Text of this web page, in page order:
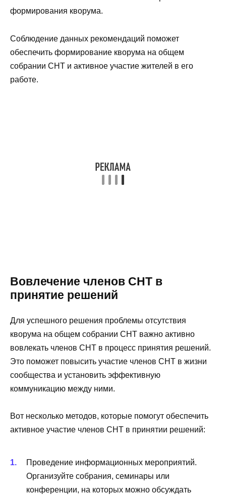
формирования кворума.
Соблюдение данных рекомендаций поможет
обеспечить формирование кворума на общем
собрании СНТ и активное участие жителей в его
работе.
Вовлечение членов СНТ в
принятие решений
Для успешного решения проблемы отсутствия
кворума на общем собрании СНТ важно активно
вовлекать членов СНТ в процесс принятия решений.
Это поможет повысить участие членов СНТ в жизни
сообщества и установить эффективную
коммуникацию между ними.
Вот несколько методов, которые помогут обеспечить
активное участие членов СНТ в принятии решений:
Проведение информационных мероприятий.
Организуйте собрания, семинары или
конференции, на которых можно обсуждать